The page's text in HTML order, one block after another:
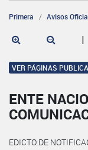
Primera Avisos
|
VER PÁGINAS
ENTE
EDICTO DE